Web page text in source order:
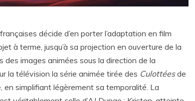
décide d’en porter l’adaptation en film
à terme, jusqu’à sa projection en ouverture de la
images animées sous la direction de la
la télévision la série animée tirée des Culottéesde
en simplifiant légèrement sa temporalité. La